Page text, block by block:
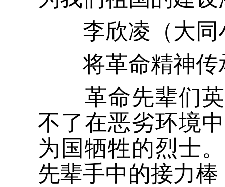
李欣凌（大同
将革命精神传
革命先辈们英
不了在恶劣环境
为国牺牲的烈士
先辈手中的接力